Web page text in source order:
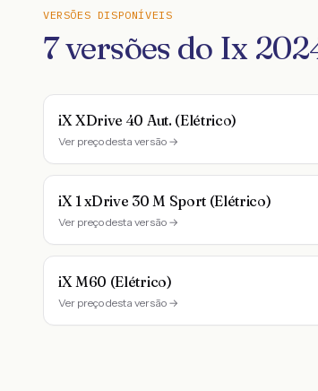
VERSÕES DISPONÍVEIS
7versões do Ix
iX XDrive 40 Aut. (Elétrico)
Ver preço desta versão →
iX 1 xDrive 30 M Sport (Elétrico)
Ver preço desta versão →
iX M60 (Elétrico)
Ver preço desta versão →